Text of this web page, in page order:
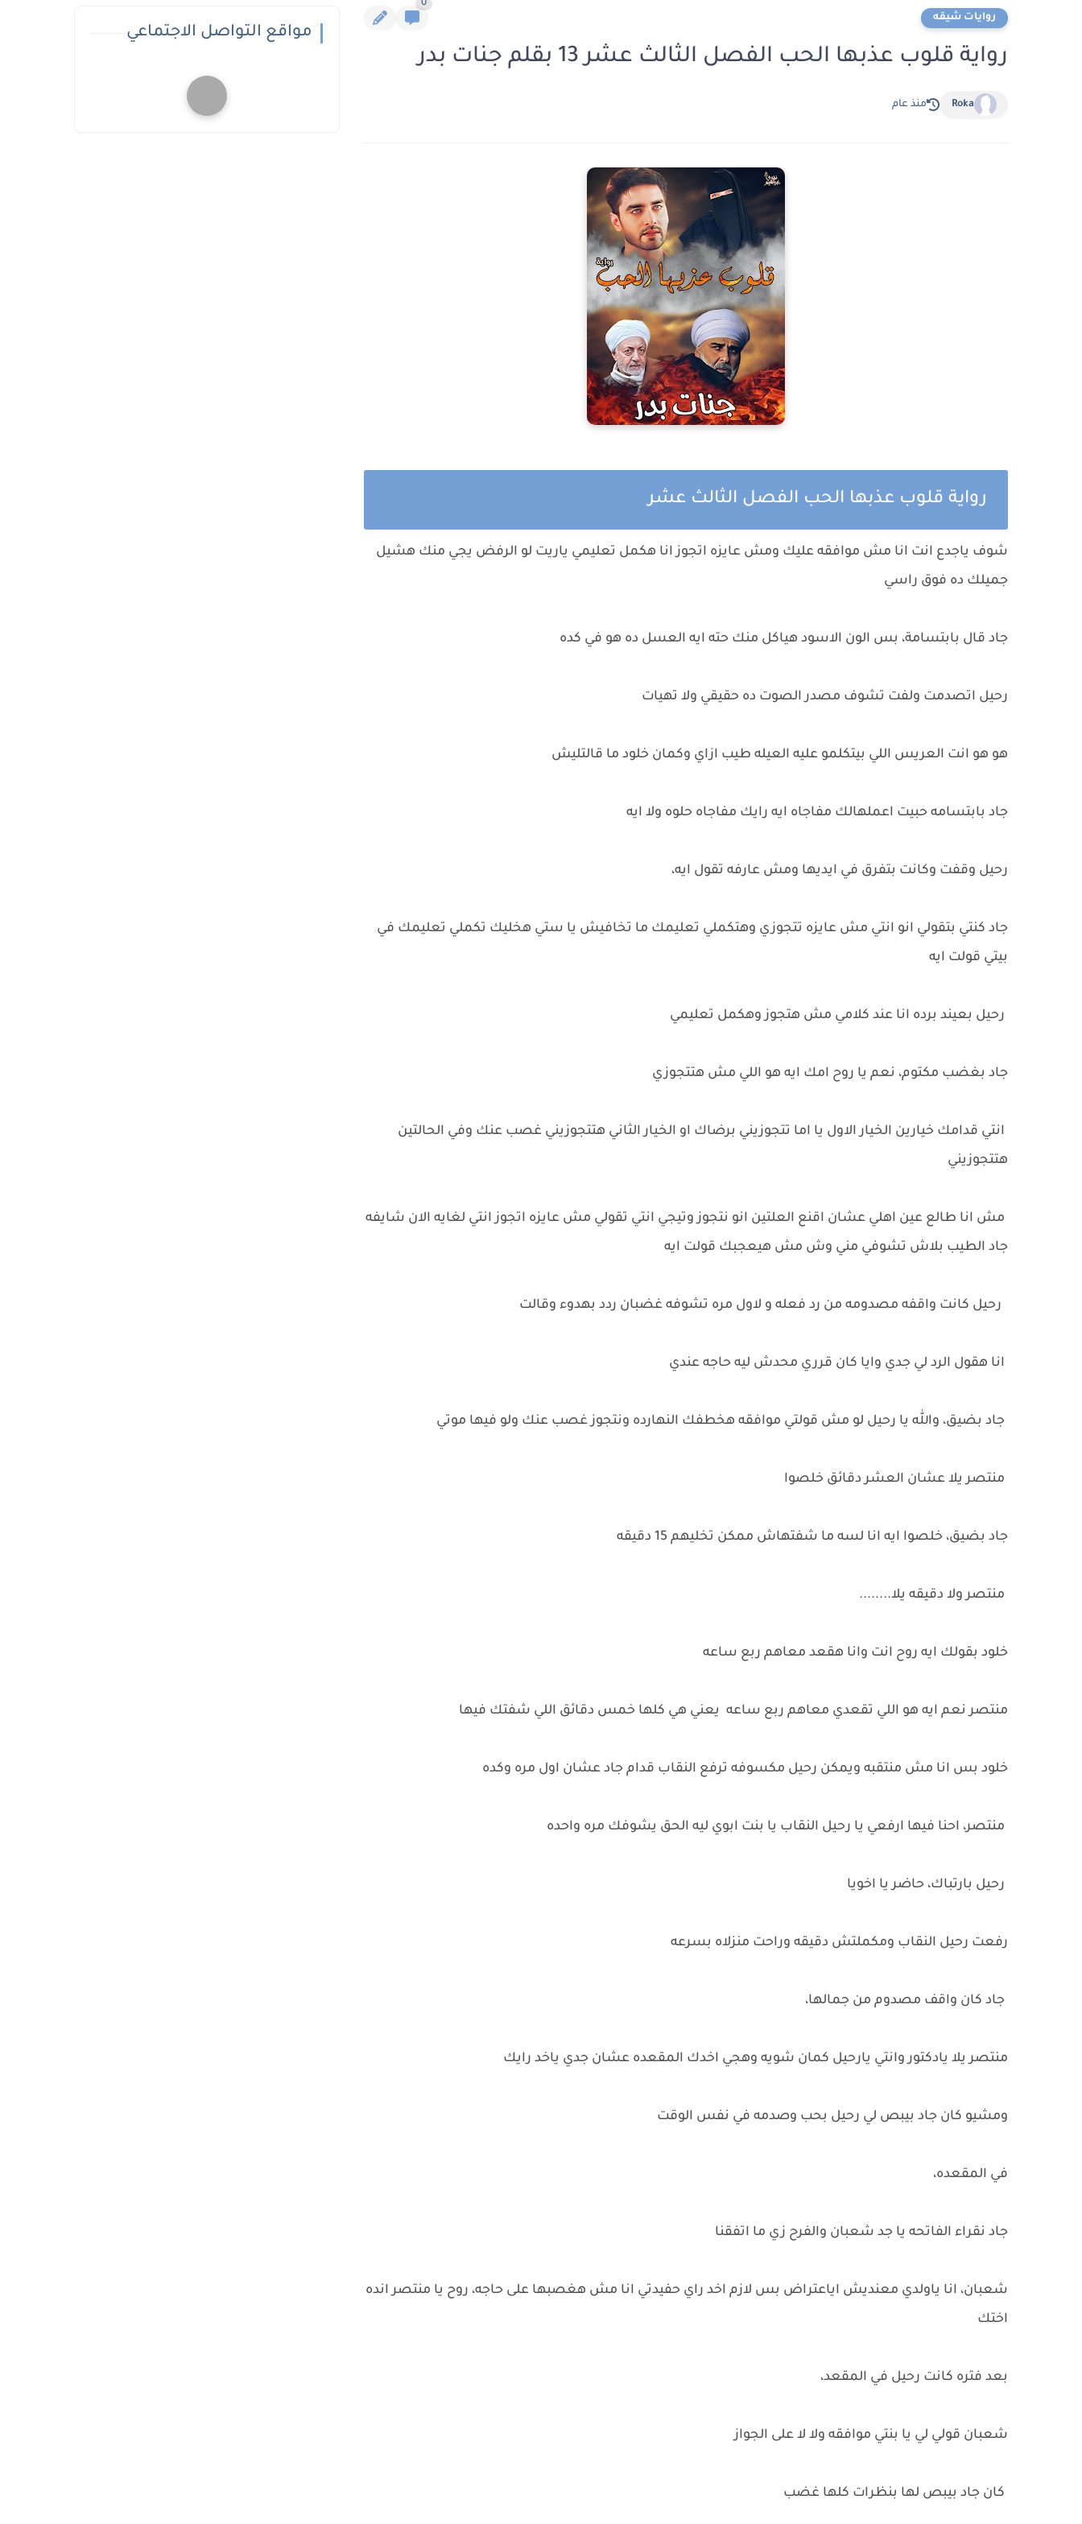
روايات شيقه
0
رواية قلوب عذبها الحب الفصل الثالث عشر 13 بقلم جنات بدر
Roka منذ عام
رواية قلوب عذبها الحب الفصل الثالث عشر
شوف ياجدع انت انا مش موافقه عليك ومش عايزه اتجوز انا هكمل تعليمي ياريت لو الرفض يجي منك هشيل
جميلك ده فوق راسي
جاد قال بابتسامة، بس الون الاسود هياكل منك حته ايه العسل ده هو في كده
رحيل اتصدمت ولفت تشوف مصدر الصوت ده حقيقي ولا تهيات
هو هو انت العريس اللي بيتكلمو عليه العيله طيب ازاي وكمان خلود ما قالتليش
جاد بابتسامه حبيت اعملهالك مفاجاه ايه رايك مفاجاه حلوه ولا ايه
رحيل وقفت وكانت بتفرق في ايديها ومش عارفه تقول ايه،
جاد كنتي بتقولي انو انتي مش عايزه تتجوزي وهتكملي تعليمك ما تخافيش يا ستي هخليك تكملي تعليمك في
بيتي قولت ايه
رحيل بعيند برده انا عند كلامي مش هتجوز وهكمل تعليمي
جاد بغضب مكتوم، نعم يا روح امك ايه هو اللي مش هتتجوزي
انتي قدامك خيارين الخيار الاول يا اما تتجوزيني برضاك او الخيار الثاني هتتجوزيني غصب عنك وفي الحالتين
هتتجوزيني
مش انا طالع عين اهلي عشان اقنع العلتين انو نتجوز وتيجي انتي تقولي مش عايزه اتجوز انتي لغايه الان شايفه
جاد الطيب بلاش تشوفي مني وش مش هيعجبك قولت ايه
رحيل كانت واقفه مصدومه من رد فعله و لاول مره تشوفه غضبان ردد بهدوء وقالت
انا هقول الرد لي جدي وايا كان قرري محدش ليه حاجه عندي
جاد بضيق، والله يا رحيل لو مش قولتي موافقه هخطفك النهارده ونتجوز غصب عنك ولو فيها موتي
منتصر يلا عشان العشر دقائق خلصوا
جاد بضيق، خلصوا ايه انا لسه ما شفتهاش ممكن تخليهم 15 دقيقه
منتصر ولا دقيقه يلا........
خلود بقولك ايه روح انت وانا هقعد معاهم ربع ساعه
منتصر نعم ايه هو اللي تقعدي معاهم ربع ساعه يعني هي كلها خمس دقائق اللي شفتك فيها
خلود بس انا مش منتقبه ويمكن رحيل مكسوفه ترفع النقاب قدام جاد عشان اول مره وكده
منتصر، احنا فيها ارفعي يا رحيل النقاب يا بنت ابوي ليه الحق يشوفك مره واحده
رحيل بارتباك، حاضر يا اخويا
رفعت رحيل النقاب ومكملتش دقيقه وراحت منزلاه بسرعه
جاد كان واقف مصدوم من جمالها،
منتصر يلا يادكتور وانتي يارحيل كمان شويه وهجي اخدك المقعده عشان جدي ياخد رايك
ومشيو كان جاد بيبص لي رحيل بحب وصدمه في نفس الوقت
في المقعده،
جاد نقراء الفاتحه يا جد شعبان والفرح زي ما اتفقنا
شعبان، انا ياولدي معنديش اياعتراض بس لازم اخد راي حفيدتي انا مش هغصبها على حاجه، روح يا منتصر انده
اختك
بعد فتره كانت رحيل في المقعد،
شعبان قولي لي يا بنتي موافقه ولا لا على الجواز
كان جاد بيبص لها بنظرات كلها غضب
مواقع التواصل الاجتماعي